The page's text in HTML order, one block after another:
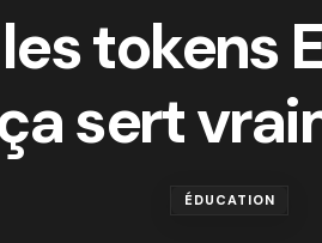
tokens
sert
ÉDUCATION